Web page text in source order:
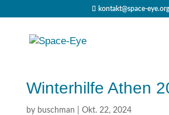
kontakt@space-eye.org
Winterhilfe Athen
by buschman Okt. 22, 2024